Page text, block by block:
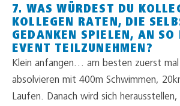
7. WAS WÜRDEST DU
KOLLEGEN RATEN, DIE
GEDANKEN SPIELEN, AN SO
EVENT TEILZUNEHMEN?
Klein anfangen… am besten zuerst
absolvieren mit 400m Schwimmen,
Laufen. Danach wird sich